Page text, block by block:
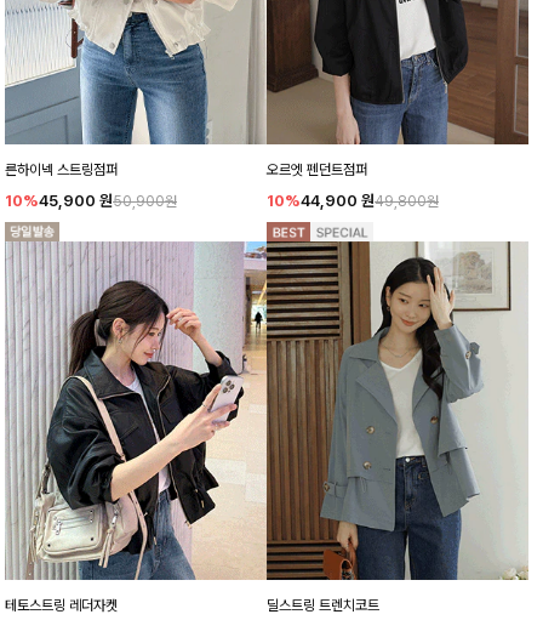
른하이넥 스트링점퍼
10%45,900 원50,900원
오르엣 펜던트점퍼
10%44,900 원49,800원
테토스트링 레더자켓 딜스트링 트렌치코트